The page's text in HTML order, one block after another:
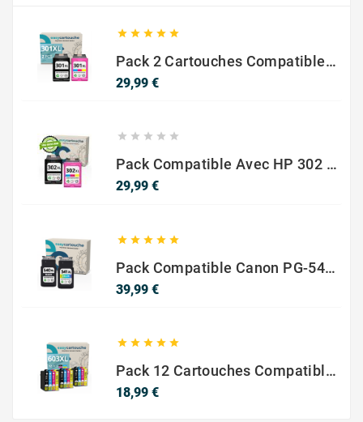
    
Pack 2 Cartouches Compatible Avec HP 301 XL Noir Et Couleur
29,99 €Prix
    
Pack Compatible Avec HP 302 XL Noir Et Couleur - SANS NIVEAU ENCRE
29,99 €Prix
    
Pack Compatible Canon PG-540 XL / CL-541 XL – Noir & Couleur – Haute Capacité
39,99 €Prix
    
Pack 12 Cartouches Compatible EPSON 603XL
18,99 €Prix